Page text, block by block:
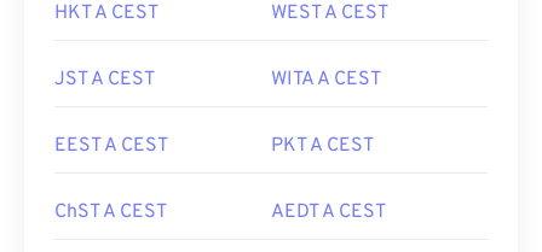
HKT A CEST WEST A CEST
JST A CEST WITA A CEST
EEST A CEST PKT A CEST
ChST A CEST AEDT A CEST